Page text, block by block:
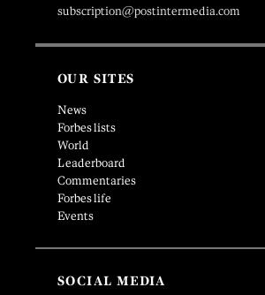
subscription@postintermedia.com
OUR SITES
News
Forbes lists
World
Leaderboard
Commentaries
Forbes life
Events
SOCIAL MEDIA